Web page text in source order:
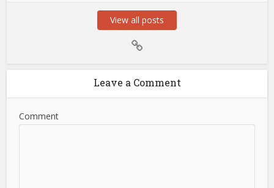
View all posts
Leave a Comment
Comment